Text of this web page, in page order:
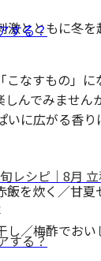
とともに冬
なすもの」
しんでみませ
に広がる香
飯を炊く／甘夏
／梅酢でお
する？
レシピ｜8月
する？